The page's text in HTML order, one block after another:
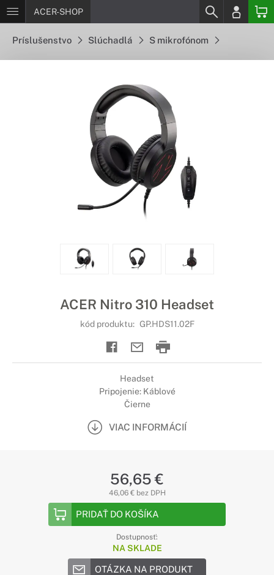
ACER-SHOP
Príslušenstvo Slúchadlá S mikrofónom
ACER Nitro 310 Headset
kód produktu: GP.HDS11.02F
Headset
Pripojenie: Káblové
Čierne
VIAC INFORMÁCIÍ
56,65 €
46,06 € bez DPH
PRIDAŤ DO KOŠÍKA
Dostupnosť:
NA SKLADE
OTÁZKA NA PRODUKT